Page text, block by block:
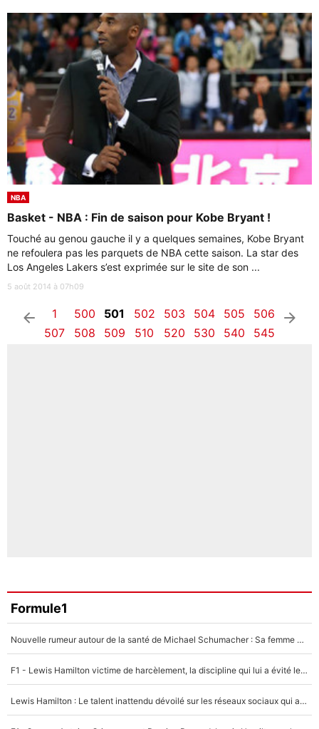
NBA
Basket - NBA : Fin de saison pour Kobe Bryant !
Touché au genou gauche il y a quelques semaines, Kobe Bryant
ne refoulera pas les parquets de NBA cette saison. La star des
Los Angeles Lakers s’est exprimée sur le site de son ...
5 août 2014 à 07h09
arrow_left 1 500 501 502 503 504 505
506
507
508 509 510 520 530 540 545
arrow_right
Formule1
Nouvelle rumeur autour de la santé de Michael Schumacher : Sa femme Corinna sort du silence
F1 - Lewis Hamilton victime de harcèlement, la discipline qui lui a évité le pire : «J'aurais probablement mal tourné»
Lewis Hamilton : Le talent inattendu dévoilé sur les réseaux sociaux qui a impressionné Kim Kardashian pendant leurs vacances en amoureux !